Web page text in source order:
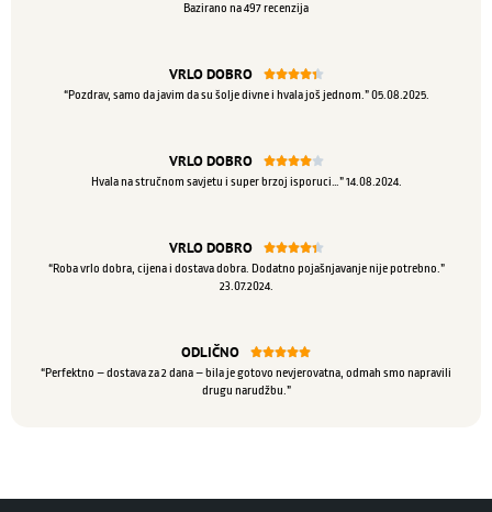
Bazirano na 497 recenzija
VRLO DOBRO 
“Pozdrav, samo da javim da su šolje divne i hvala još jednom.” 05.08.2025.
VRLO DOBRO 
Hvala na stručnom savjetu i super brzoj isporuci…” 14.08.2024.
VRLO DOBRO 
“Roba vrlo dobra, cijena i dostava dobra. Dodatno pojašnjavanje nije potrebno.”
23.07.2024.
ODLIČNO 
“Perfektno – dostava za 2 dana – bila je gotovo nevjerovatna, odmah smo napravili
drugu narudžbu.”